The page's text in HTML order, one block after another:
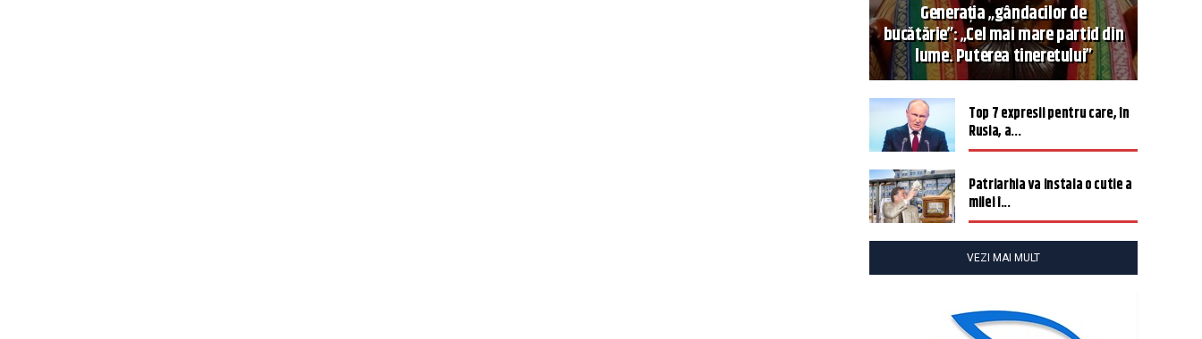
Generația „gândacilor de
bucătărie”: „Cel mai mare partid din
lume. Puterea tineretului”
Top 7 expresii pentru care, în
Rusia, a...
Patriarhia va instala o cutie a
milei î...
VEZI MAI MULT